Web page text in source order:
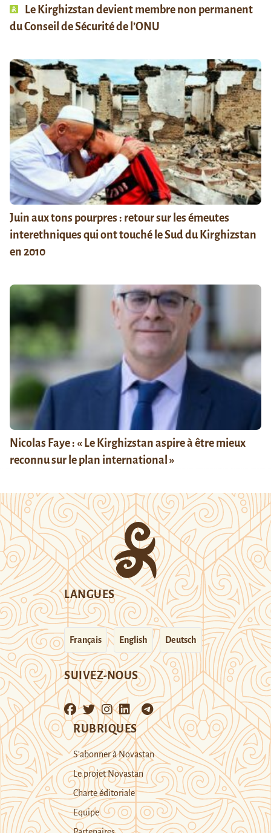
Le Kirghizstan devient membre non permanent
du Conseil de Sécurité de l’ONU
Juin aux tons pourpres : retour sur les émeutes
interethniques qui ont touché le Sud du Kirghizstan
en 2010
Nicolas Faye : « Le Kirghizstan aspire à être mieux
reconnu sur le plan international »
LANGUES
Français English Deutsch
SUIVEZ-NOUS
RUBRIQUES
S’abonner à Novastan
Le projet Novastan
Charte éditoriale
Equipe